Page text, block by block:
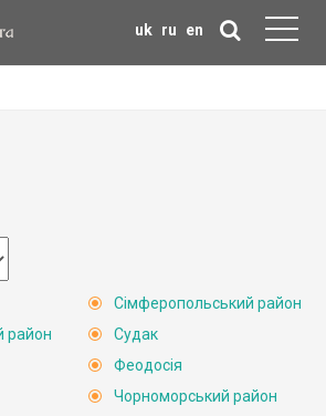
uk ru en
район
Сімферопольський район
Судак
Феодосія
Чорноморський район